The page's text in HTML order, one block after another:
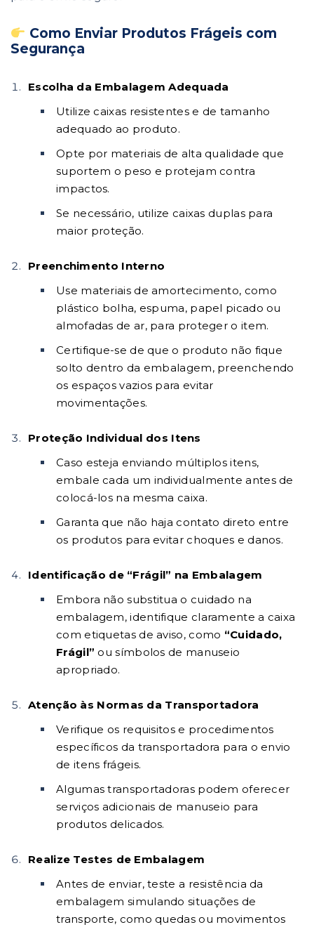
Como Enviar Produtos Frágeis com
Segurança
Escolha da Embalagem Adequada
Utilize caixas resistentes e de tamanho
adequado ao produto.
Opte por materiais de alta qualidade que
suportem o peso e protejam contra
impactos.
Se necessário, utilize caixas duplas para
maior proteção.
Preenchimento Interno
Use materiais de amortecimento, como
plástico bolha, espuma, papel picado ou
almofadas de ar, para proteger o item.
Certifique-se de que o produto não fique
solto dentro da embalagem, preenchendo
os espaços vazios para evitar
movimentações.
Proteção Individual dos Itens
Caso esteja enviando múltiplos itens,
embale cada um individualmente antes de
colocá-los na mesma caixa.
Garanta que não haja contato direto entre
os produtos para evitar choques e danos.
Identificação de “Frágil” na Embalagem
Embora não substitua o cuidado na
embalagem, identifique claramente a caixa
com etiquetas de aviso, como “Cuidado,
Frágil” ou símbolos de manuseio
apropriado.
Atenção às Normas da Transportadora
Verifique os requisitos e procedimentos
específicos da transportadora para o envio
de itens frágeis.
Algumas transportadoras podem oferecer
serviços adicionais de manuseio para
produtos delicados.
Realize Testes de Embalagem
Antes de enviar, teste a resistência da
embalagem simulando situações de
transporte, como quedas ou movimentos